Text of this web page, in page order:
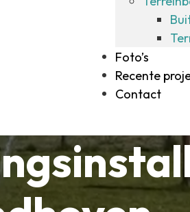
Foto’s
Recente
Contact